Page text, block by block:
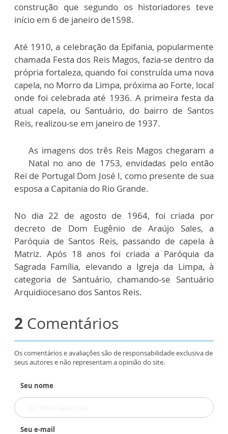
construção que segundo os historiadores teve
início em 6 de janeiro de1598.
Até 1910, a celebração da Epifania, popularmente
chamada Festa dos Reis Magos, fazia-se dentro da
própria fortaleza, quando foi construída uma nova
capela, no Morro da Limpa, próxima ao Forte, local
onde foi celebrada até 1936. A primeira festa da
atual capela, ou Santuário, do bairro de Santos
Reis, realizou-se em janeiro de 1937.
As imagens dos três Reis Magos chegaram a
Natal no ano de 1753, envidadas pelo então
Rei de Portugal Dom José I, como presente de sua
esposa a Capitania do Rio Grande.
No dia 22 de agosto de 1964, foi criada por
decreto de Dom Eugênio de Araújo Sales, a
Paróquia de Santos Reis, passando de capela à
Matriz. Após 18 anos foi criada a Paróquia da
Sagrada Família, elevando a Igreja da Limpa, à
categoria de Santuário, chamando-se Santuário
Arquidiocesano dos Santos Reis.
2 Comentários
Os comentários e avaliações são de responsabilidade exclusiva de
seus autores e não representam a opinião do site.
Seu nome
Seu e-mail